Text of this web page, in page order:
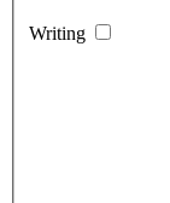
Writing